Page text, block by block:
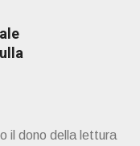
il dono della lettura